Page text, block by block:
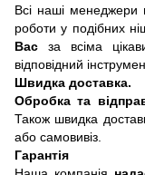
Всі наші менеджери
роботи у подібних
Васза всіма
відповідний
Швидка доставка.
Обробка та
Також швидка
або самовивіз.
Гарантія